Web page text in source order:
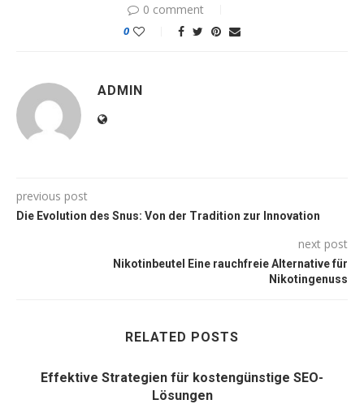
0 comment
0
ADMIN
previous post
Die Evolution des Snus: Von der Tradition zur Innovation
next post
Nikotinbeutel Eine rauchfreie Alternative für
Nikotingenuss
RELATED POSTS
Effektive Strategien für kostengünstige SEO-
Lösungen